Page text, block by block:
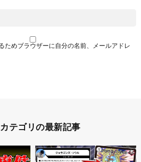
ためブラウザーに自分の名前、メールアドレ
カテゴリの最新記事